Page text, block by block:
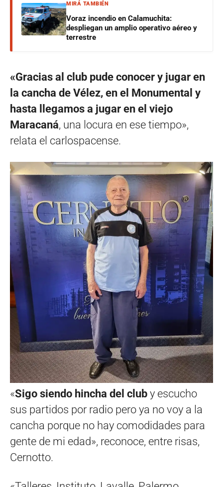
MIRÁ TAMBIÉN
Voraz incendio en Calamuchita:
despliegan un amplio operativo aéreo y
terrestre
«Gracias al club pude conocer y jugar en
la cancha de Vélez, en el Monumental y
hasta llegamos a jugar en el viejo
Maracaná, una locura en ese tiempo»,
relata el carlospacense.
«Sigo siendo hincha del club y escucho
sus partidos por radio pero ya no voy a la
cancha porque no hay comodidades para
gente de mi edad», reconoce, entre risas,
Cernotto.